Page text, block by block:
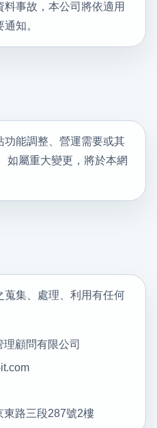
事故，本公司將依適用
知。
功能調整、營運需要或其
如屬重大變更，將於本網
蒐集、處理、利用有任何
顧問有限公司
東路三段287號2樓